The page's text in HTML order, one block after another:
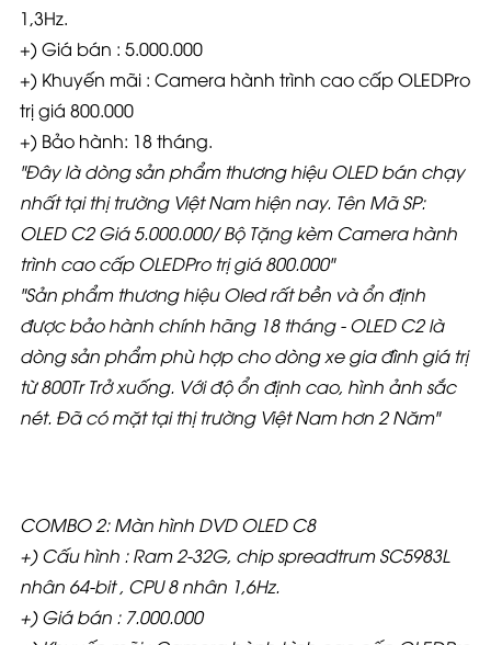
1,3Hz.
+) Giá bán : 5.000.000
+) Khuyến mãi : Camera hành trình cao cấp OLEDPro
trị giá 800.000
+) Bảo hành: 18 tháng.
"Đây là dòng sản phẩm thương hiệu OLED bán chạy
nhất tại thị trường Việt Nam hiện nay. Tên Mã SP:
OLED C2 Giá 5.000.000/ Bộ Tặng kèm Camera hành
trình cao cấp OLEDPro trị giá 800.000"
"Sản phẩm thương hiệu Oled rất bền và ổn định
được bảo hành chính hãng 18 tháng - OLED C2 là
dòng sản phẩm phù hợp cho dòng xe gia đình giá trị
từ 800Tr Trở xuống. Với độ ổn định cao, hình ảnh sắc
nét. Đã có mặt tại thị trường Việt Nam hơn 2 Năm"
COMBO 2: Màn hình DVD OLED C8
+) Cấu hình : Ram 2-32G, chip spreadtrum SC5983L
nhân 64-bit , CPU 8 nhân 1,6Hz.
+) Giá bán : 7.000.000